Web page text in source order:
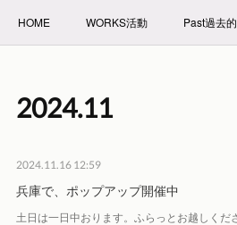
HOME WORKS活動 Past過去
2024.11
2024.11.16 12:59
兵庫で、ポップアップ開催中
土日は一日中おります。ふらっとお越しくだ